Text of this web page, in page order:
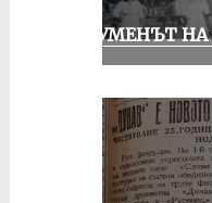
ШОУМЕНЪТ НА